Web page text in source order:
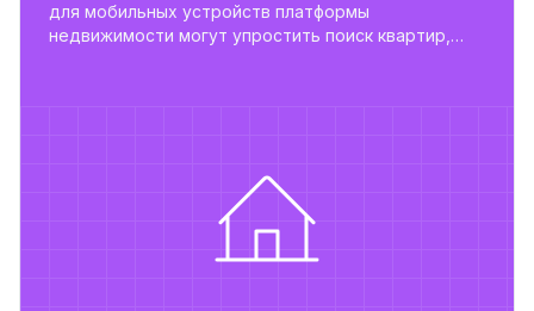
для мобильных устройств платформы
недвижимости могут упростить поиск квартир,